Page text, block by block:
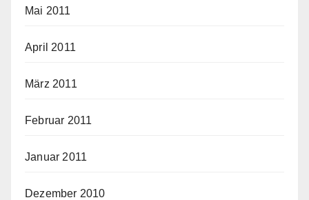
Mai 2011
April 2011
März 2011
Februar 2011
Januar 2011
Dezember 2010